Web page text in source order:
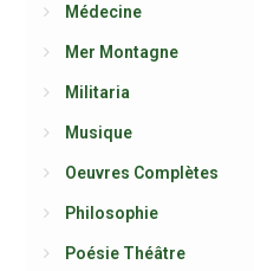
Médecine
Mer Montagne
Militaria
Musique
Oeuvres Complètes
Philosophie
Poésie Théâtre